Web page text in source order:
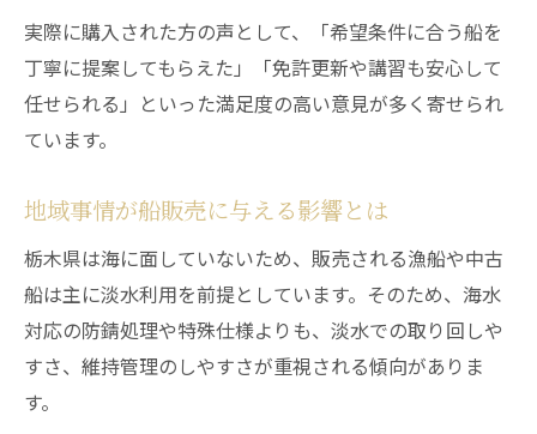
実際に購入された方の声として、「希望条件に合う船を
丁寧に提案してもらえた」「免許更新や講習も安心して
任せられる」といった満足度の高い意見が多く寄せられ
ています。
地域事情が船販売に与える影響とは
栃木県は海に面していないため、販売される漁船や中古
船は主に淡水利用を前提としています。そのため、海水
対応の防錆処理や特殊仕様よりも、淡水での取り回しや
すさ、維持管理のしやすさが重視される傾向がありま
す。